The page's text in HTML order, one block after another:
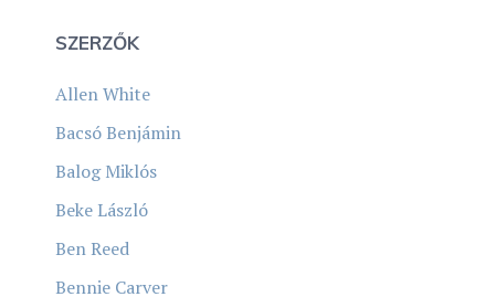
SZERZŐK
Allen White
Bacsó Benjámin
Balog Miklós
Beke László
Ben Reed
Bennie Carver